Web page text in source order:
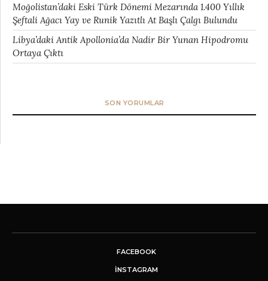
Moğolistan’daki Eski Türk Dönemi Mezarında 1.400 Yıllık
Şeftali Ağacı Yay ve Runik Yazıtlı At Başlı Çalgı Bulundu
Libya’daki Antik Apollonia’da Nadir Bir Yunan Hipodromu
Ortaya Çıktı
SON YORUMLAR
FACEBOOK
INSTAGRAM